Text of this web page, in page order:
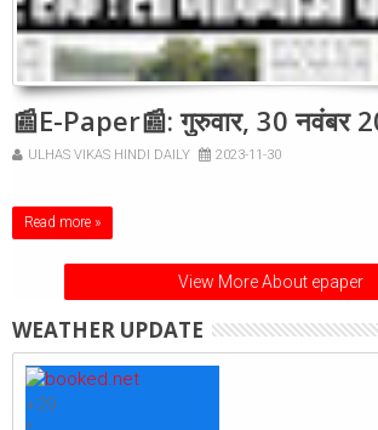
📰E-Paper📰: गुरुवार, 30 नवंबर
ULHAS VIKAS HINDI DAILY 2023-11-30
Read more »
View More About epaper
WEATHER UPDATE
+29